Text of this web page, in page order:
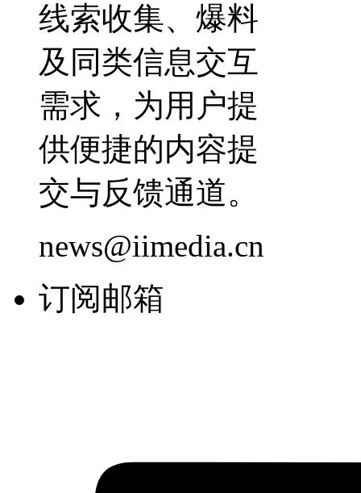
线索收集、爆料
及同类信息交互
需求，为用户提
供便捷的内容提
交与反馈通道。
news@iimedia.cn
订阅邮箱